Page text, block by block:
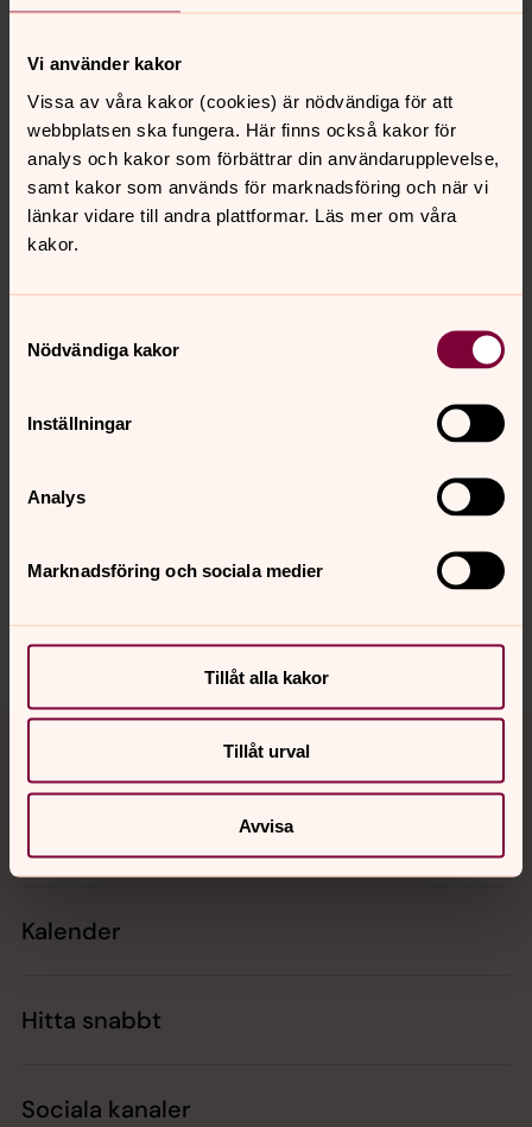
Vi använder kakor
Vissa av våra kakor (cookies) är nödvändiga för att
webbplatsen ska fungera. Här finns också kakor för
analys och kakor som förbättrar din användarupplevelse,
samt kakor som används för marknadsföring och när vi
länkar vidare till andra plattformar. Läs mer om våra
kakor.
Nödvändiga kakor
Inställningar
Analys
Marknadsföring och sociala medier
Tillåt alla kakor
Tillåt urval
Avvisa
Nyhetsbrev för Tomaskyrkan
Nyhetsbrev för Viksängskyrkan
Nyhetsbrev för Önsta Gryta kyrka
Läs vårt senaste gemensamma nyhetsbrev för hela
Svenska kyrkan Västerås här.
Saknar du e-postadress och vill ta emot nyhetsbrevet
på annat vis: kontakta växeln, 021-81 46 00, så hjälper vi
dig.
Synpunkter eller frågor på sidans
vasteras.pastorat@svenskakyrkan.se
Tillbaka till toppen
Tillbaka till innehållet
Kalender
Hitta snabbt
Sociala kanaler